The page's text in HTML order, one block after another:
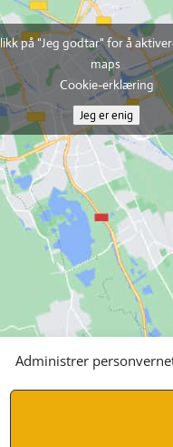
Administrer
på "Jeg godtar" for å
maps
Cookie-erklæring
Jeg er enig